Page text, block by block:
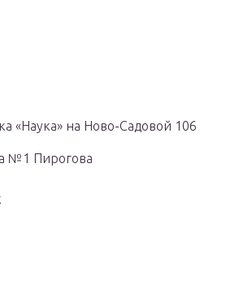
«Наука» на Ново-Садовой 106
№1 Пирогова